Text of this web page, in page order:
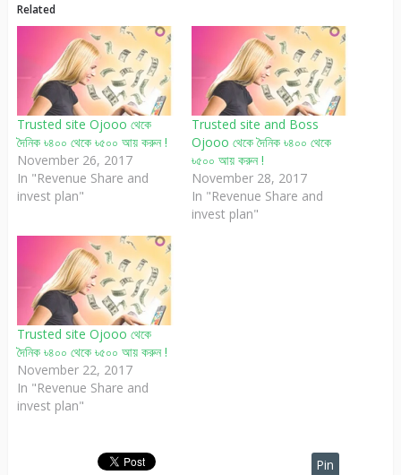
Related
Trusted site Ojooo থেকে
দৈনিক ৳৪০০ থেকে ৳৫০০ আয় করুন !
November 26, 2017
In "Revenue Share and
invest plan"
Trusted site and Boss
Ojooo থেকে দৈনিক ৳৪০০ থেকে
৳৫০০ আয় করুন !
November 28, 2017
In "Revenue Share and
invest plan"
Trusted site Ojooo থেকে
দৈনিক ৳৪০০ থেকে ৳৫০০ আয় করুন !
November 22, 2017
In "Revenue Share and
invest plan"
Pin